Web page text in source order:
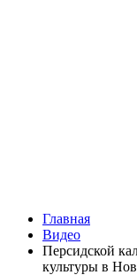
Главная
Видео
Персидской
культуры в